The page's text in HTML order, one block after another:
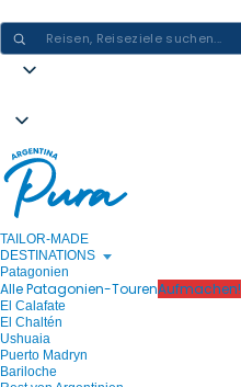
TAILOR-MADE
DESTINATIONS
Patagonien
Alle Patagonien-TourenAufmachen!
El Calafate
El Chaltén
Ushuaia
Puerto Madryn
Bariloche